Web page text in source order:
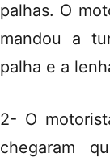
palhas. O
mandou a
palha e a
2- O
chegaram